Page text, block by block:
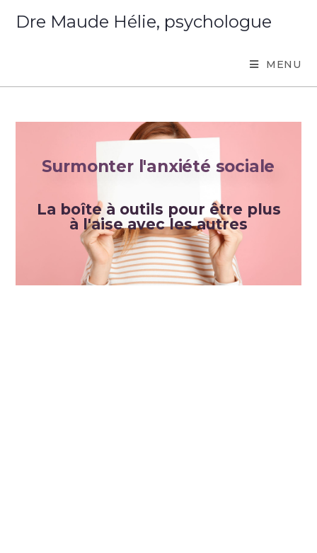
Dre Maude Hélie, psychologue
MENU
Surmonter l'anxiété sociale
La boîte à outils pour être plus
à l'aise avec les autres